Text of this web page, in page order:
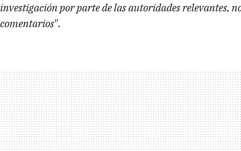
investigación por parte de las autoridades relevantes,
comentarios".